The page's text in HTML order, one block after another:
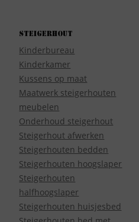
Steigerhout
Kinderbureau
Kinderkamer
Kussens op maat
Maatwerk steigerhouten
meubelen
Onderhoud steigerhout
Steigerhout afwerken
Steigerhouten bedden
Steigerhouten hoogslaper
Steigerhouten
halfhoogslaper
Steigerhouten huisjesbed